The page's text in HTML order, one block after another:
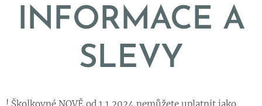
INFORMACE A
SLEVY